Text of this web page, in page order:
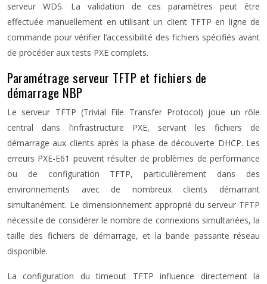
serveur WDS. La validation de ces paramètres peut être
effectuée manuellement en utilisant un client TFTP en ligne de
commande pour vérifier l’accessibilité des fichiers spécifiés avant
de procéder aux tests PXE complets.
Paramétrage serveur TFTP et fichiers de
démarrage NBP
Le serveur TFTP (Trivial File Transfer Protocol) joue un rôle
central dans l’infrastructure PXE, servant les fichiers de
démarrage aux clients après la phase de découverte DHCP. Les
erreurs PXE-E61 peuvent résulter de problèmes de performance
ou de configuration TFTP, particulièrement dans des
environnements avec de nombreux clients démarrant
simultanément. Le dimensionnement approprié du serveur TFTP
nécessite de considérer le nombre de connexions simultanées, la
taille des fichiers de démarrage, et la bande passante réseau
disponible.
La configuration du timeout TFTP influence directement la